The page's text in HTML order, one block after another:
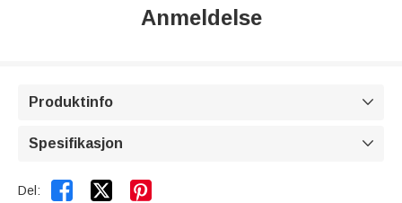
Anmeldelse
Produktinfo 
Spesifikasjon 
Del:  